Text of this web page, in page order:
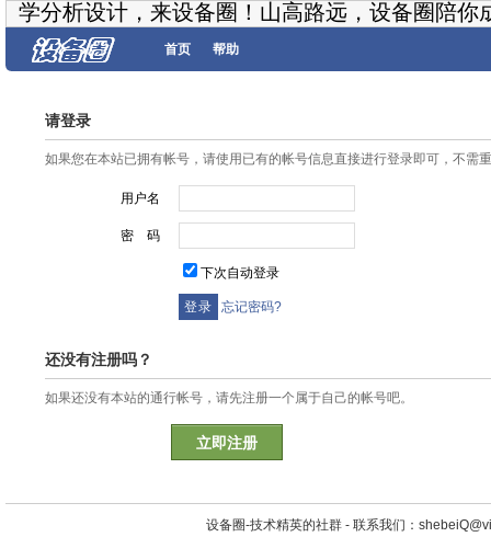
学分析设计，来设备圈！山高路远，设备圈陪你
首页 帮助
请登录
如果您在本站已拥有帐号，请使用已有的帐号信息直接进行登录即可，不需
用户名
密 码
下次自动登录
忘记密码?
还没有注册吗？
如果还没有本站的通行帐号，请先注册一个属于自己的帐号吧。
立即注册
设备圈-技术精英的社群 - 联系我们：